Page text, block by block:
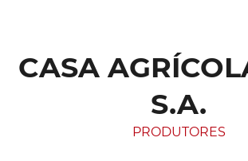
CASA
S.A.
PRODUTORES